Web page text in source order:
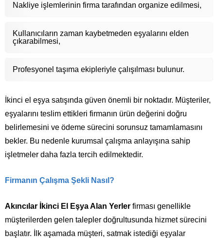
Nakliye işlemlerinin firma tarafından organize edilmesi,
Kullanıcıların zaman kaybetmeden eşyalarını elden
çıkarabilmesi,
Profesyonel taşıma ekipleriyle çalışılması bulunur.
İkinci el eşya satışında güven önemli bir noktadır. Müşteriler,
eşyalarını teslim ettikleri firmanın ürün değerini doğru
belirlemesini ve ödeme sürecini sorunsuz tamamlamasını
bekler. Bu nedenle kurumsal çalışma anlayışına sahip
işletmeler daha fazla tercih edilmektedir.
Firmanın Çalışma Şekli Nasıl?
Akıncılar İkinci El Eşya Alan Yerler firması genellikle
müşterilerden gelen talepler doğrultusunda hizmet sürecini
başlatır. İlk aşamada müşteri, satmak istediği eşyalar